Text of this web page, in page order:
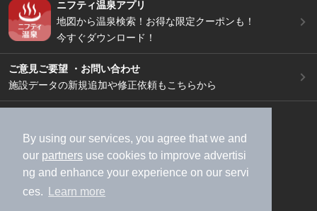
By using our services, you agree that we and
our partners use cookies to improve advertisi
ng and enhance your experience on our servi
ces.
Learn more
ニフティ温泉アプリ
地図から温泉検索！お得な限定クーポンも！
今すぐダウンロード！
ご意見ご要望 ・お問い合わせ
施設データの新規追加や修正依頼もこちらから
加盟店募集（資料請求）
広告出稿のご案内
利用規約
ライフスタイルMEMBERS+規約
特定商取引法に基づく表記
ヘルプ
採用情報
運営会社